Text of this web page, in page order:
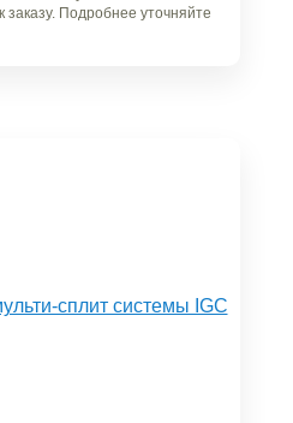
заказу. Подробнее уточняйте